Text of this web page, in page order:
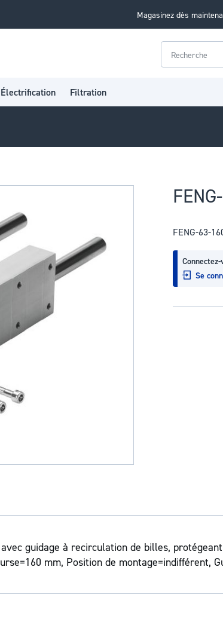
Magasinez dès
Rechercher
Électrification Filtration
FENG-63-
Se
avec guidage à recirculation de billes,
mm, Position de montage=indifférent,